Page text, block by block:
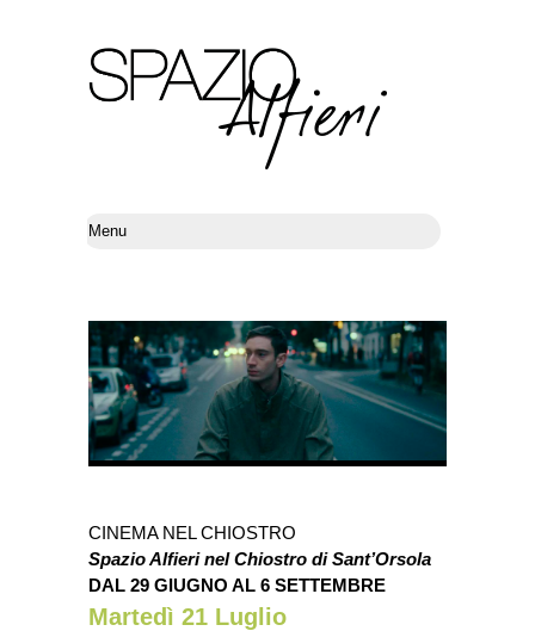
CINEMA NEL CHIOSTRO
Spazio Alfieri nel Chiostro di Sant’Orsola
DAL 29 GIUGNO AL 6 SETTEMBRE
Martedì 21 Luglio